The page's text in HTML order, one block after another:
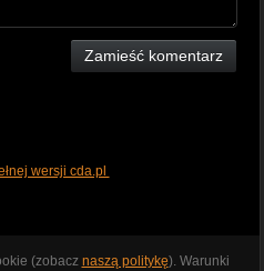
Zamieść komentarz
wersji cda.pl
(zobacz naszą politykę). Warunki